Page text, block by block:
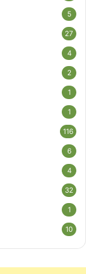
5
27
4
2
1
1
116
6
4
32
1
10